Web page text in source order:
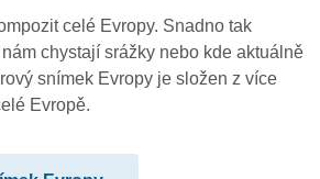
celé Evropy. Snadno tak
chystají srážky nebo kde aktuálně
snímek Evropy je složen z více
Evropě.